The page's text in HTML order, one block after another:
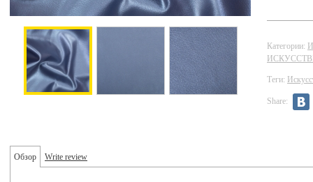
Категории:
Теги:
Share:
Обзор Write review